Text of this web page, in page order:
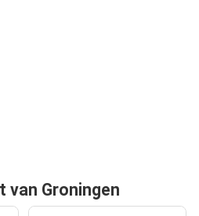
van Groningen